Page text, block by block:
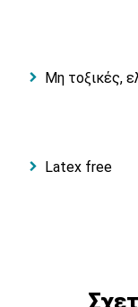
Mη τοξικές,
Latex free